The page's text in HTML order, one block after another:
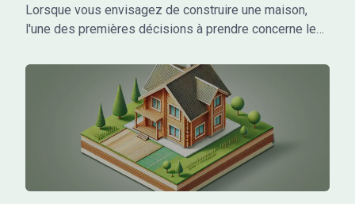
Lorsque vous envisagez de construire une maison,
l'une des premières décisions à prendre concerne le
parler de plans sur-mesure et de plans modulaires,
mais qu'est-ce que cela signifie exactement ?